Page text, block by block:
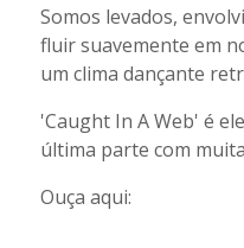
Somos levados,
fluir suavemente em
um clima dançante
'Caught In A Web' é
última parte com
Ouça aqui: